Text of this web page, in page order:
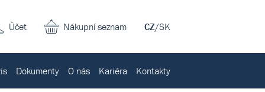
CZ/SK
Nákupní seznam
Účet
Dokumenty O nás Kariéra Kontakty